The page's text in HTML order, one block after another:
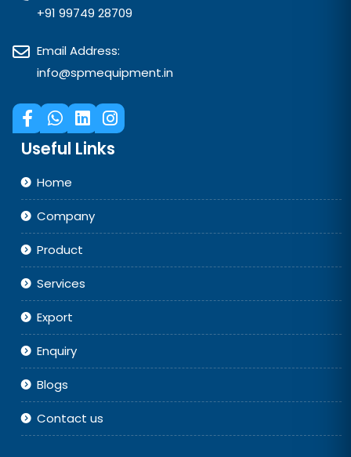
+91 99749 28709
Email Address:
info@spmequipment.in
Useful Links
Home
Company
Product
Services
Export
Enquiry
Blogs
Contact us